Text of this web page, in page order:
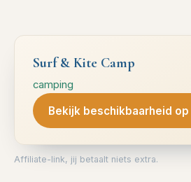
Surf & Kite Camp
camping
Bekijk beschikbaarheid
Affiliate-link, jij betaalt niets extra.